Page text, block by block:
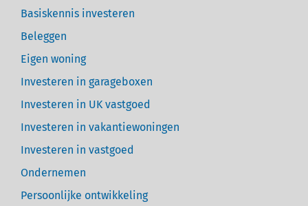
Basiskennis investeren
Beleggen
Eigen woning
Investeren in garageboxen
Investeren in UK vastgoed
Investeren in vakantiewoningen
Investeren in vastgoed
Ondernemen
Persoonlijke ontwikkeling